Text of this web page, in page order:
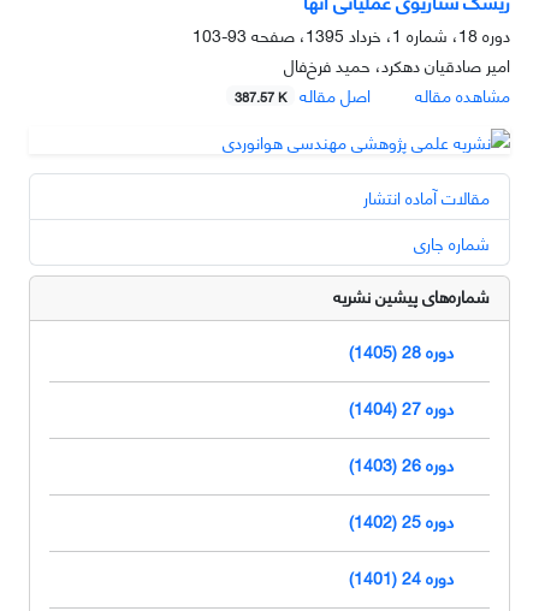
دوره 18، شماره 1، خرداد 1395، صفحه
93-103
امیر صادقیان دهکرد، حمید فرخ‌فال
مشاهده مقاله
اصل مقاله 387.57 K
مقالات آماده انتشار
شماره جاری
شماره‌های پیشین نشریه
دوره 28 (1405)
دوره 27 (1404)
دوره 26 (1403)
دوره 25 (1402)
دوره 24 (1401)